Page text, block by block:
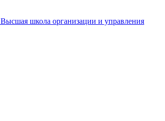
Высшая школа организации и управления